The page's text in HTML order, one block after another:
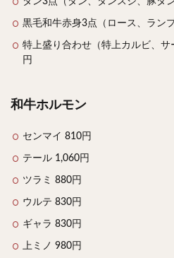
黒毛和牛赤身3点（ロース、ラン
特上盛り合わせ（特上カルビ、
円
和牛ホルモン
センマイ 810円
テール 1,060円
ツラミ 880円
ウルテ 830円
ギャラ 830円
上ミノ 980円